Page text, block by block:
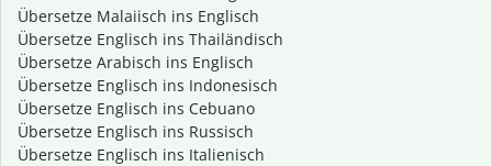
Übersetze Malaiisch ins Englisch
Übersetze Englisch ins Thailändisch
Übersetze Arabisch ins Englisch
Übersetze Englisch ins Indonesisch
Übersetze Englisch ins Cebuano
Übersetze Englisch ins Russisch
Übersetze Englisch ins Italienisch